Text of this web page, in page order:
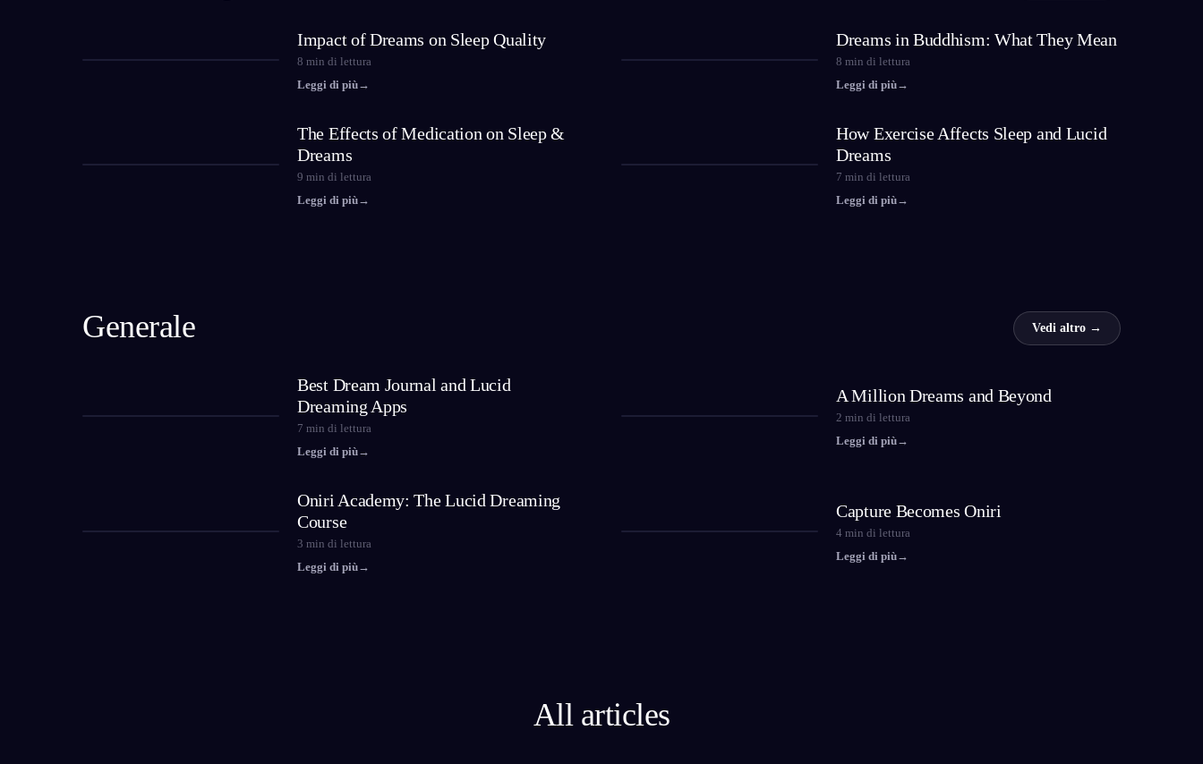
Impact of Dreams on Sleep Quality
8 min di lettura
Leggi di più→
Dreams in Buddhism: What They Mean
8 min di lettura
Leggi di più→
The Effects of Medication on Sleep &
Dreams
9 min di lettura
Leggi di più→
How Exercise Affects Sleep and Lucid
Dreams
7 min di lettura
Leggi di più→
Generale Vedi altro →
Best Dream Journal and Lucid
Dreaming Apps
7 min di lettura
Leggi di più→
A Million Dreams and Beyond
2 min di lettura
Leggi di più→
Oniri Academy: The Lucid Dreaming
Course
3 min di lettura
Leggi di più→
Capture Becomes Oniri
4 min di lettura
Leggi di più→
All articles